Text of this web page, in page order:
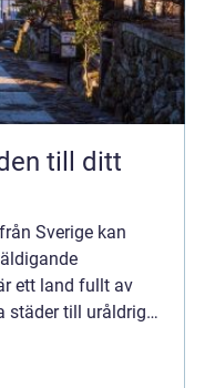
till ditt
Sverige kan
ett land fullt av
städer till uråldriga